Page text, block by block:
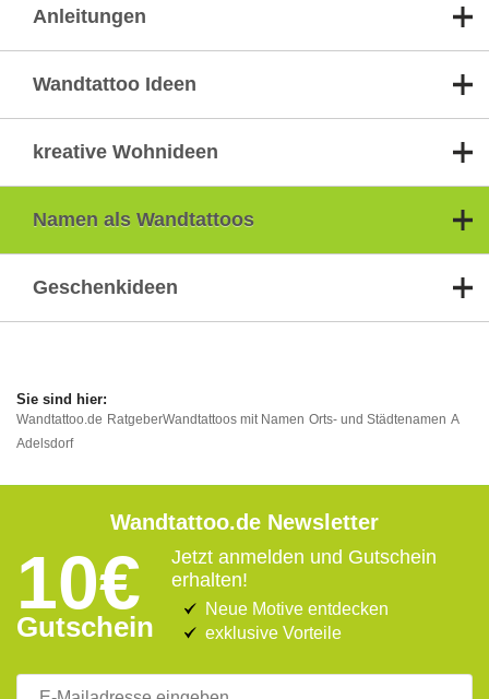
Anleitungen
Wandtattoo Ideen
kreative Wohnideen
Namen als Wandtattoos
Geschenkideen
Wandtattoo.de RatgeberWandtattoos mit Namen Orts- und Städtenamen A
Adelsdorf
Wandtattoo.de Newsletter
10€
Gutschein
Jetzt anmelden und Gutschein
erhalten!
Neue Motive entdecken
exklusive Vorteile